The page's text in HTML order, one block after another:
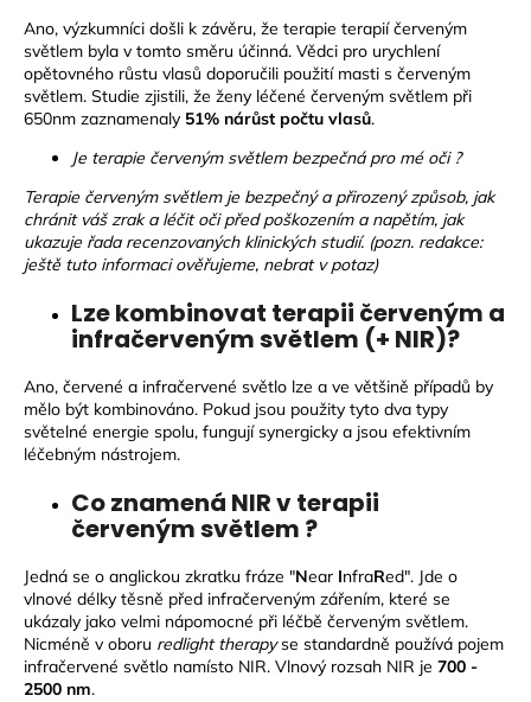
Ano, výzkumníci došli k závěru, že terapie terapií červeným
světlem byla v tomto směru účinná. Vědci pro urychlení
opětovného růstu vlasů doporučili použití masti s červeným
světlem. Studie zjistili, že ženy léčené červeným světlem při
650nm zaznamenaly 51% nárůst počtu vlasů.
Je terapie červeným světlem bezpečná pro mé oči ?
Terapie červeným světlem je bezpečný a přirozený způsob, jak
chránit váš zrak a léčit oči před poškozením a napětím, jak
ukazuje řada recenzovaných klinických studií. (pozn. redakce:
ještě tuto informaci ověřujeme, nebrat v potaz)
Lze kombinovat terapii červeným a
infračerveným světlem (+ NIR)?
Ano, červené a infračervené světlo lze a ve většině případů by
mělo být kombinováno. Pokud jsou použity tyto dva typy
světelné energie spolu, fungují synergicky a jsou efektivním
léčebným nástrojem.
Co znamená NIR v terapii
červeným světlem ?
Jedná se o anglickou zkratku fráze "Near InfraRed". Jde o
vlnové délky těsně před infračerveným zářením, které se
ukázaly jako velmi nápomocné při léčbě červeným světlem.
Nicméně v oboru redlight therapyse standardně používá pojem
infračervené světlo namísto NIR. Vlnový rozsah NIR je 700 -
2500 nm.